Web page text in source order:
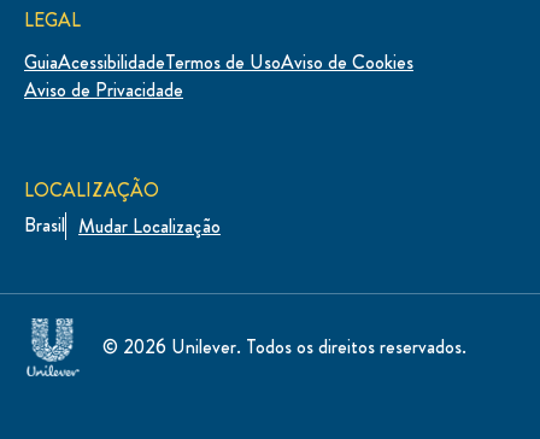
LEGAL
GuiaAcessibilidadeTermos de UsoAviso de Cookies
Aviso de Privacidade
© 2026 Unilever. Todos os direitos reservados.
LOCALIZAÇÃO
Brasil Mudar Localização